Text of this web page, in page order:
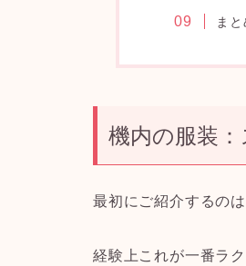
まと
機内の服装
最初にご紹介するの
経験上これが一番ラ